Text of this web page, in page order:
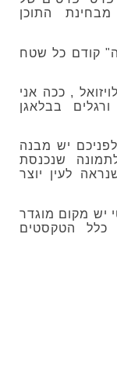
התוכן
קודם כל שטח
, ככה אני
בבלאגן
יש מבנה
לתמונה שנכנסת
לעין יוצר
יש מקום מוגדר
כלל הטקסטים